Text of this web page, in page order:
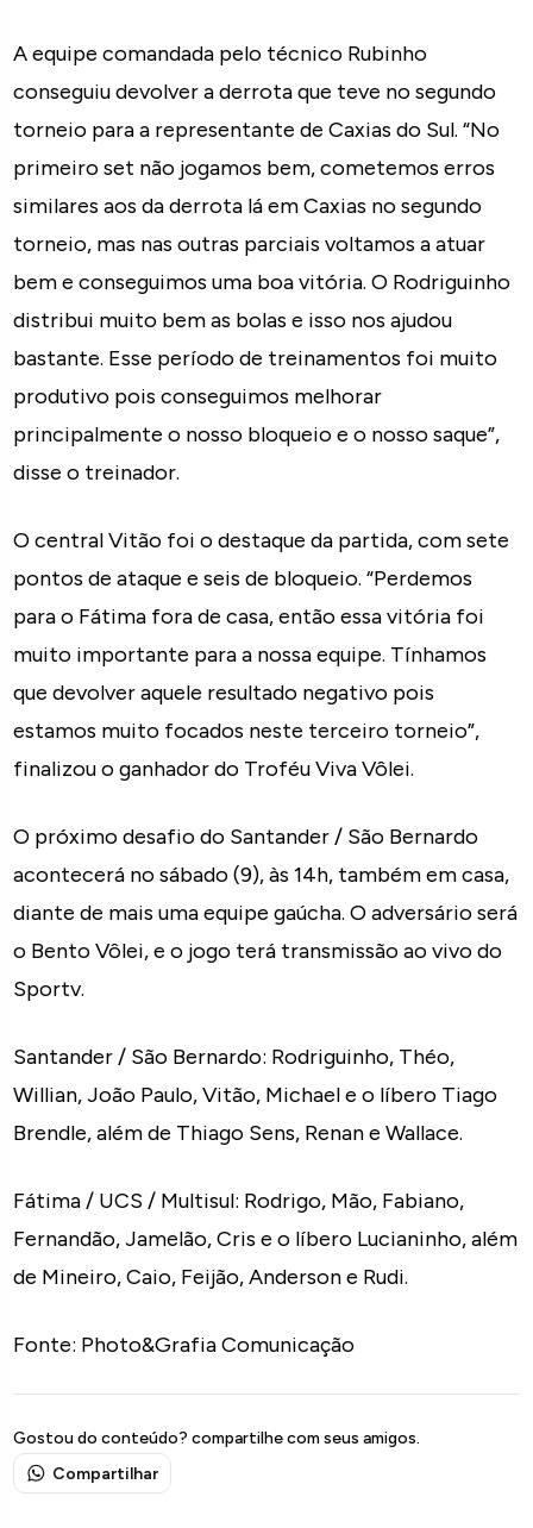
A equipe comandada pelo técnico Rubinho
conseguiu devolver a derrota que teve no segundo
torneio para a representante de Caxias do Sul. “No
primeiro set não jogamos bem, cometemos erros
similares aos da derrota lá em Caxias no segundo
torneio, mas nas outras parciais voltamos a atuar
bem e conseguimos uma boa vitória. O Rodriguinho
distribui muito bem as bolas e isso nos ajudou
bastante. Esse período de treinamentos foi muito
produtivo pois conseguimos melhorar
principalmente o nosso bloqueio e o nosso saque”,
disse o treinador.
O central Vitão foi o destaque da partida, com sete
pontos de ataque e seis de bloqueio. “Perdemos
para o Fátima fora de casa, então essa vitória foi
muito importante para a nossa equipe. Tínhamos
que devolver aquele resultado negativo pois
estamos muito focados neste terceiro torneio”,
finalizou o ganhador do Troféu Viva Vôlei.
O próximo desafio do Santander / São Bernardo
acontecerá no sábado (9), às 14h, também em casa,
diante de mais uma equipe gaúcha. O adversário será
o Bento Vôlei, e o jogo terá transmissão ao vivo do
Sportv.
Santander / São Bernardo: Rodriguinho, Théo,
Willian, João Paulo, Vitão, Michael e o líbero Tiago
Brendle, além de Thiago Sens, Renan e Wallace.
Fátima / UCS / Multisul: Rodrigo, Mão, Fabiano,
Fernandão, Jamelão, Cris e o líbero Lucianinho, além
de Mineiro, Caio, Feijão, Anderson e Rudi.
Fonte: Photo&Grafia Comunicação
Gostou do conteúdo? compartilhe com seus amigos.
Compartilhar